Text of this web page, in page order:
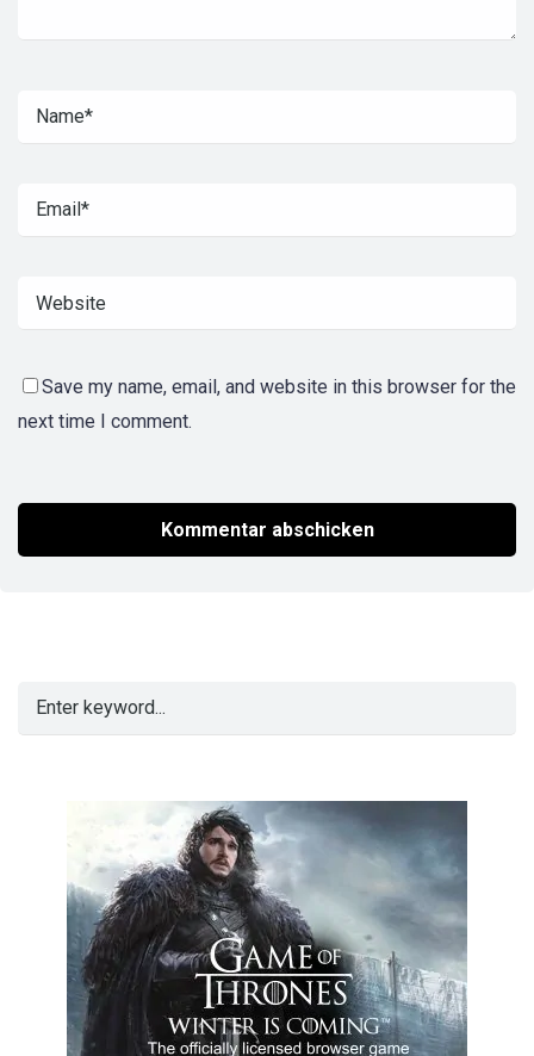
Save my name, email, and website in this browser for the
next time I comment.